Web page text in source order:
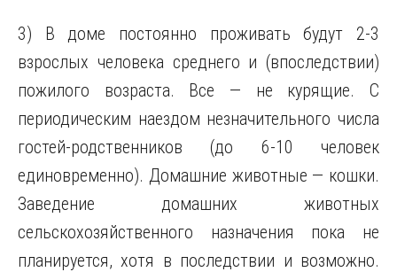
3) В доме постоянно проживать будут 2-3
взрослых человека среднего и (впоследствии)
пожилого возраста. Все — не курящие. С
периодическим наездом незначительного числа
гостей-родственников (до 6-10 человек
единовременно). Домашние животные — кошки.
Заведение домашних животных
сельскохозяйственного назначения пока не
планируется, хотя в последствии и возможно.